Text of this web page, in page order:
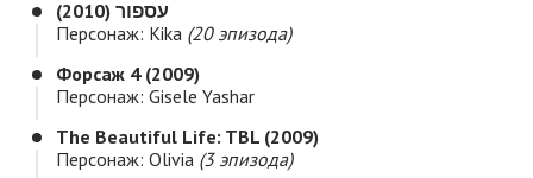
עספור (2010)
Персонаж: Kika (20 эпизода)
Форсаж 4 (2009)
Персонаж: Gisele Yashar
The Beautiful Life: TBL (2009)
Персонаж: Olivia (3 эпизода)